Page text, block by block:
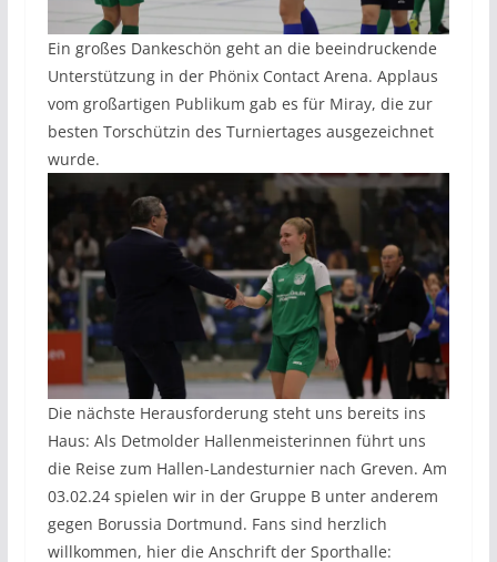
Ein großes Dankeschön geht an die beeindruckende
Unterstützung in der Phönix Contact Arena. Applaus
vom großartigen Publikum gab es für Miray, die zur
besten Torschützin des Turniertages ausgezeichnet
wurde.
Die nächste Herausforderung steht uns bereits ins
Haus: Als Detmolder Hallenmeisterinnen führt uns
die Reise zum Hallen-Landesturnier nach Greven. Am
03.02.24 spielen wir in der Gruppe B unter anderem
gegen Borussia Dortmund. Fans sind herzlich
willkommen, hier die Anschrift der Sporthalle: